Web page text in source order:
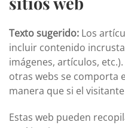
Texto sugerido: Los
incluir contenido
imágenes, artículos,
otras webs se comporta
manera que si el
Estas web pueden